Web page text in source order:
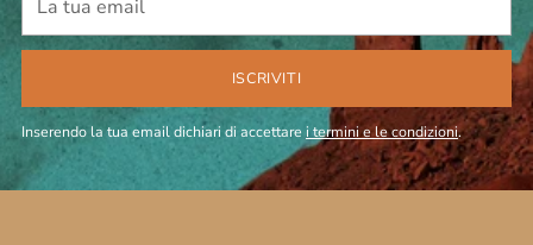
tua
email
ISCRIVITI
Inserendo la tua email dichiari di accettarei termini e le condizioni.